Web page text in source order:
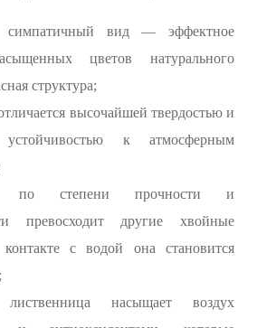
вид — эффектное
цветов натурального
структура;
высочайшей твердостью и
устойчивостью к атмосферным
по степени прочности и
превосходит другие хвойные
с водой она становится
лиственница насыщает воздух